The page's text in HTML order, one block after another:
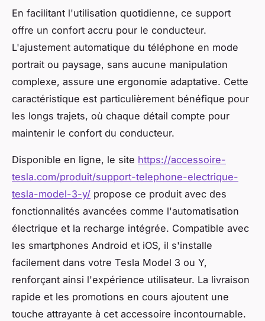
En facilitant l'utilisation quotidienne, ce support
offre un confort accru pour le conducteur.
L'ajustement automatique du téléphone en mode
portrait ou paysage, sans aucune manipulation
complexe, assure une ergonomie adaptative. Cette
caractéristique est particulièrement bénéfique pour
les longs trajets, où chaque détail compte pour
maintenir le confort du conducteur.
Disponible en ligne, le site https://accessoire-
tesla.com/produit/support-telephone-electrique-
tesla-model-3-y/ propose ce produit avec des
fonctionnalités avancées comme l'automatisation
électrique et la recharge intégrée. Compatible avec
les smartphones Android et iOS, il s'installe
facilement dans votre Tesla Model 3 ou Y,
renforçant ainsi l'expérience utilisateur. La livraison
rapide et les promotions en cours ajoutent une
touche attrayante à cet accessoire incontournable.